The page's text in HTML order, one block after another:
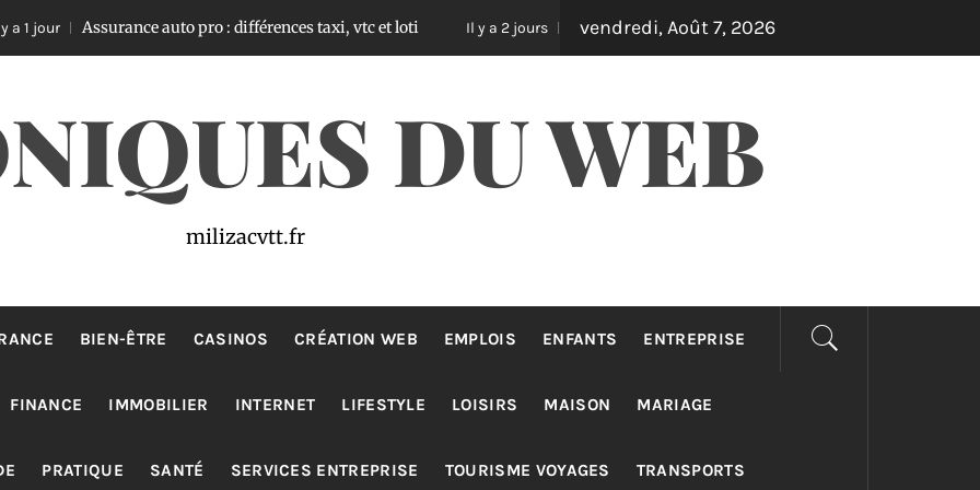
auto pro : différences taxi, vtc et loti Il y a 2 jours Équipements outdoor qui transforment votre jardin en oasis
vendredi, Août 7, 2026
DU WEB
milizacvtt.fr
BIEN-ÊTRE CASINOS CRÉATION WEB EMPLOIS ENFANTS ENTREPRISE
FINANCE IMMOBILIER INTERNET LIFESTYLE LOISIRS MAISON MARIAGE
PRATIQUE SANTÉ SERVICES ENTREPRISE TOURISME VOYAGES TRANSPORTS